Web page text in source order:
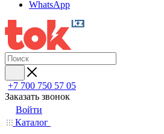
WhatsApp
+7 700 750 57 05
Заказать звонок
Войти
Каталог